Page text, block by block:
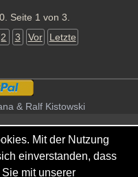
Seite 1 von 3.
2 3 Vor Letzte
& Ralf Kistowski
Mit der Nutzung
einverstanden, dass
mit unserer